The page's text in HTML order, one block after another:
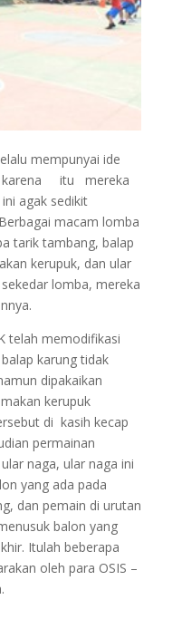
mempunyai ide
karena itu mereka
agak sedikit
macam lomba
tarik tambang, balap
kerupuk, dan ular
lomba, mereka
telah memodifikasi
karung tidak
dipakaikan
kerupuk
di kasih kecap
permainan
naga, ular naga ini
yang ada pada
dan pemain di urutan
balon yang
Itulah beberapa
oleh para OSIS –